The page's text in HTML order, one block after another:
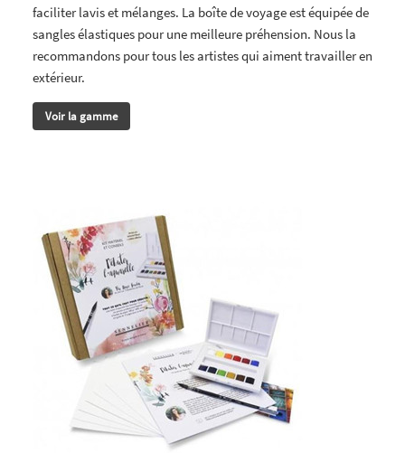
faciliter lavis et mélanges. La boîte de voyage est équipée de
sangles élastiques pour une meilleure préhension. Nous la
recommandons pour tous les artistes qui aiment travailler en
extérieur.
Voir la gamme